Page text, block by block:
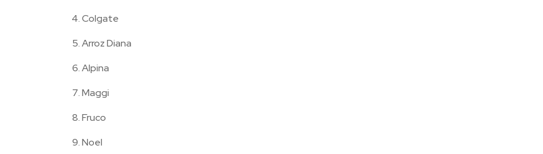
Colgate
Arroz Diana
Alpina
Maggi
Fruco
Noel